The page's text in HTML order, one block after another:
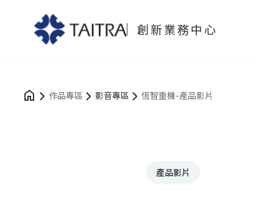
創新業務中心
作品專區 影音專區 恆智重機-產品影片
產品影片